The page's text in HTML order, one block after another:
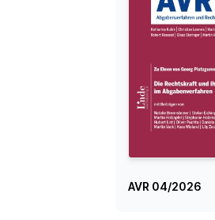
AVR 04/2026